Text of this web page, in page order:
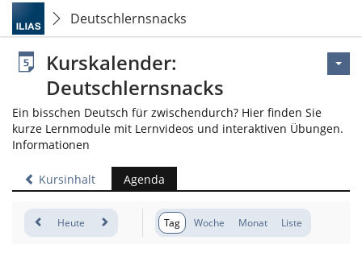
Deutschlernsnacks
Kurskalender:
Deutschlernsnacks
Ein bisschen Deutsch für zwischendurch? Hier finden Sie
kurze Lernmodule mit Lernvideos und interaktiven Übungen.
Informationen
Kursinhalt Agenda
Heute Tag Woche Monat Liste